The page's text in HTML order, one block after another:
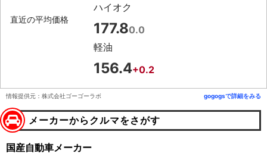
直近の平均価格
ハイオク
177.80.0
軽油
156.4+0.2
情報提供元：株式会社ゴーゴーラボ gogogsで詳細をみる
メーカーからクルマをさがす
国産自動車メーカー